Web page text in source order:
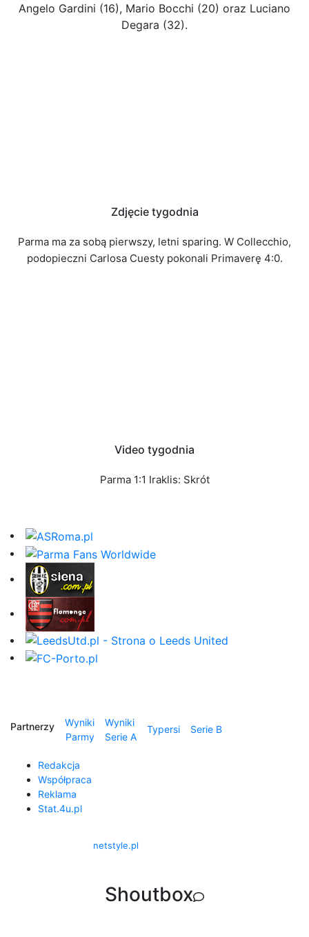
Angelo Gardini (16), Mario Bocchi (20) oraz Luciano
Degara (32).
Zdjęcie tygodnia
Parma ma za sobą pierwszy, letni sparing. W Collecchio,
podopieczni Carlosa Cuesty pokonali Primaverę 4:0.
Video tygodnia
Parma 1:1 Iraklis: Skrót
Redakcja
Współpraca
Reklama
Stat.4u.pl
netstyle.pl
Partnerzy
Wyniki
Parmy
Wyniki
Serie A
Typersi Serie B
Shoutbox